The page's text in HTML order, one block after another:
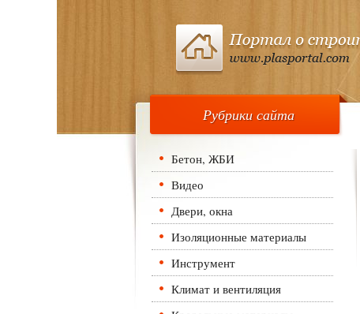
Рубрики сайта
Бетон, ЖБИ
Видео
Двери, окна
Изоляционные материалы
Инструмент
Климат и вентиляция